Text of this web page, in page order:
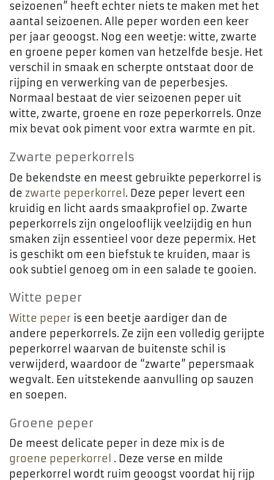
seizoenen” heeft echter niets te maken met het
aantal seizoenen. Alle peper worden een keer
per jaar geoogst. Nog een weetje: witte, zwarte
en groene peper komen van hetzelfde besje. Het
verschil in smaak en scherpte ontstaat door de
rijping en verwerking van de peperbesjes.
Normaal bestaat de vier seizoenen peper uit
witte, zwarte, groene en roze peperkorrels. Onze
mix bevat ook piment voor extra warmte en pit.
Zwarte peperkorrels
De bekendste en meest gebruikte peperkorrel is
de zwarte peperkorrel . Deze peper levert een
kruidig ​​en licht aards smaakprofiel op. Zwarte
peperkorrels zijn ongelooflijk veelzijdig en hun
smaken zijn essentieel voor deze pepermix. Het
is geschikt om een ​​biefstuk te kruiden, maar is
ook subtiel genoeg om in een salade te gooien.
Witte peper
Witte peper is een beetje aardiger dan de
andere peperkorrels. Ze zijn een volledig gerijpte
peperkorrel waarvan de buitenste schil is
verwijderd, waardoor de “zwarte” pepersmaak
wegvalt. Een uitstekende aanvulling op sauzen
en soepen.
Groene peper
De meest delicate peper in deze mix is ​​de
groene peperkorrel . Deze verse en milde
peperkorrel wordt ruim geoogst voordat hij rijp